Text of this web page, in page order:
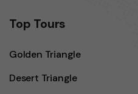
Top Tours
Golden Triangle
Desert Triangle